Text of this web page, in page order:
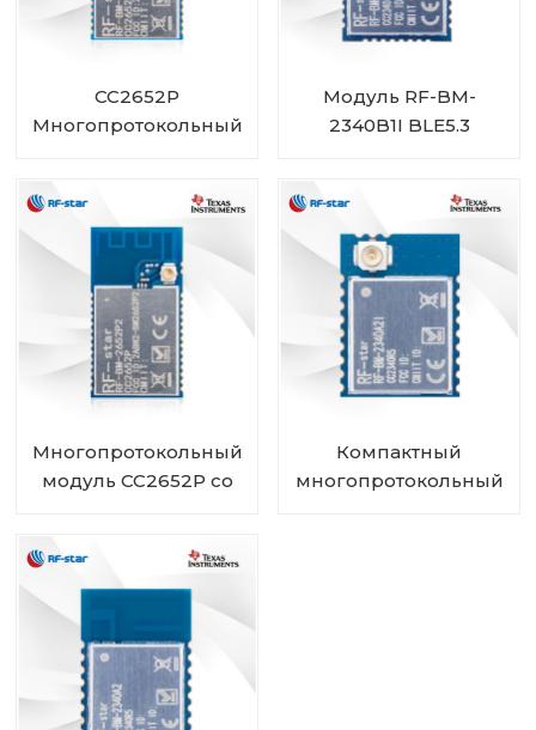
CC2652P
Многопротокольный
усилителем
мощности RF-BM-
2652P2
Модуль RF-BM-
2340B1I BLE5.3
Многопротокольный
модуль CC2652P со
Компактный
многопротокольный